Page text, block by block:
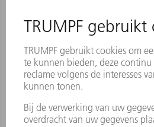
Moer M6x0,25